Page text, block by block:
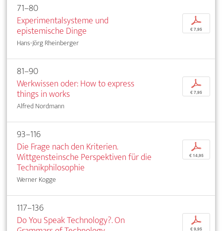
71–80
Experimentalsysteme und
epistemische Dinge
Hans-Jörg Rheinberger
p
€ 7,95
81–90
Werkwissen oder: How to express
things in works
Alfred Nordmann
p
€ 7,95
93–116
Die Frage nach den Kriterien.
Wittgensteinsche Perspektiven für die
Technikphilosophie
Werner Kogge
p
€ 14,95
117–136
Do You Speak Technology?. On
p
€ 9,95